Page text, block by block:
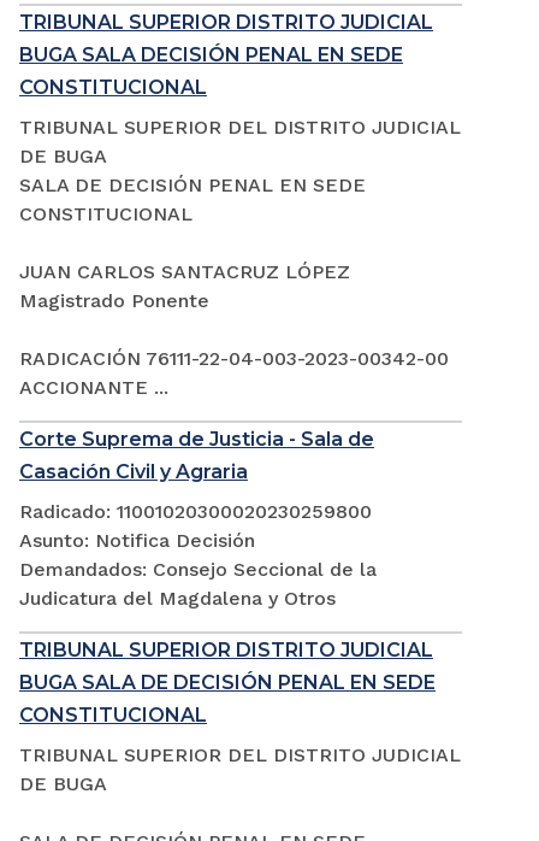
TRIBUNAL SUPERIOR DISTRITO JUDICIAL
BUGA SALA DECISIÓN PENAL EN SEDE
CONSTITUCIONAL
TRIBUNAL SUPERIOR DEL DISTRITO JUDICIAL
DE BUGA
SALA DE DECISIÓN PENAL EN SEDE
CONSTITUCIONAL
JUAN CARLOS SANTACRUZ LÓPEZ
Magistrado Ponente
RADICACIÓN 76111-22-04-003-2023-00342-00
ACCIONANTE ...
Corte Suprema de Justicia - Sala de
Casación Civil y Agraria
Radicado: 11001020300020230259800
Asunto: Notifica Decisión
Demandados: Consejo Seccional de la
Judicatura del Magdalena y Otros
TRIBUNAL SUPERIOR DISTRITO JUDICIAL
BUGA SALA DE DECISIÓN PENAL EN SEDE
CONSTITUCIONAL
TRIBUNAL SUPERIOR DEL DISTRITO JUDICIAL
DE BUGA